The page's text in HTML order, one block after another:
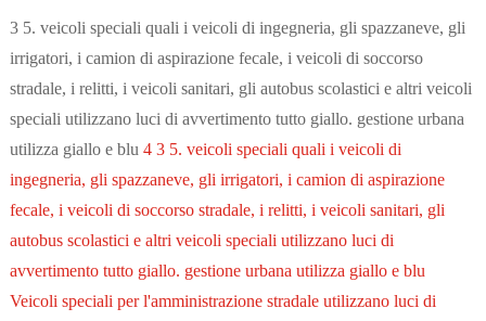
3 5. veicoli speciali quali i veicoli di ingegneria, gli spazzaneve, gli
irrigatori, i camion di aspirazione fecale, i veicoli di soccorso
stradale, i relitti, i veicoli sanitari, gli autobus scolastici e altri veicoli
speciali utilizzano luci di avvertimento tutto giallo. gestione urbana
utilizza giallo e blu 4 3 5. veicoli speciali quali i veicoli di
ingegneria, gli spazzaneve, gli irrigatori, i camion di aspirazione
fecale, i veicoli di soccorso stradale, i relitti, i veicoli sanitari, gli
autobus scolastici e altri veicoli speciali utilizzano luci di
avvertimento tutto giallo. gestione urbana utilizza giallo e blu
Veicoli speciali per l'amministrazione stradale utilizzano luci di